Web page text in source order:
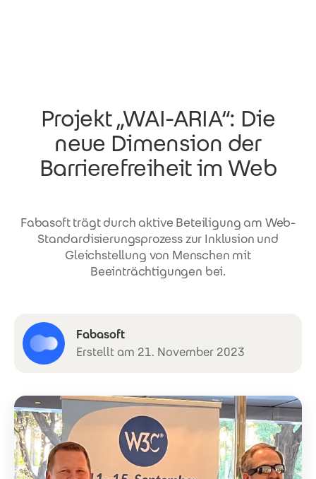
Projekt „WAI-ARIA“: Die
neue Dimension der
Barrierefreiheit im Web
Fabasoft trägt durch aktive Beteiligung am Web-
Standardisierungsprozess zur Inklusion und
Gleichstellung von Menschen mit
Beeinträchtigungen bei.
Fabasoft
Erstellt am 21. November 2023